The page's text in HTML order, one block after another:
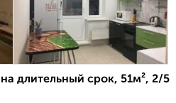
длительный срок, 51м², 2/5